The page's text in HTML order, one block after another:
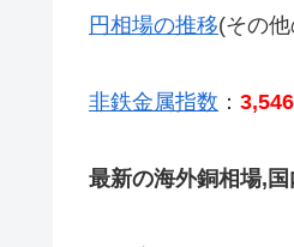
円相場の推移(その
非鉄金属指数 ： 3,546
最新の海外銅相場,